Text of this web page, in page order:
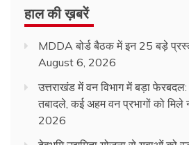
हाल की ख़बरें
MDDA बोर्ड बैठक में इन 25 बड़े
August 6, 2026
उत्तराखंड में वन विभाग में बड़ा
तबादले, कई अहम वन प्रभागों को मिले
2026